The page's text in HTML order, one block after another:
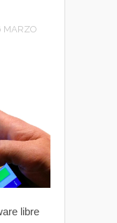
MARZO
libre